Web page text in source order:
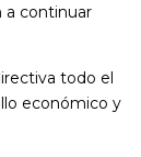
a continuar
todo el
económico y